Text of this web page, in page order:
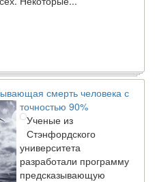
точностью 90%
Ученые из
Стэнфордского
университета
разработали программу
предсказывающую